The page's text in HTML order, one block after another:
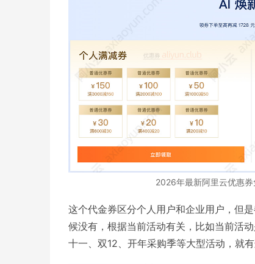
2026年最新阿里云优惠券
这个代金券区分个人用户和企业用户，但
候没有，根据当前活动有关，比如当前活
十一、双12、开年采购季等大型活动，就